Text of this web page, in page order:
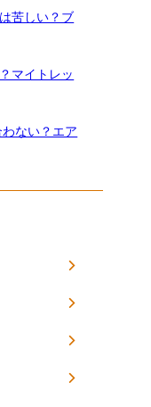
苦しい？ブ
マイトレッ
わない？エア